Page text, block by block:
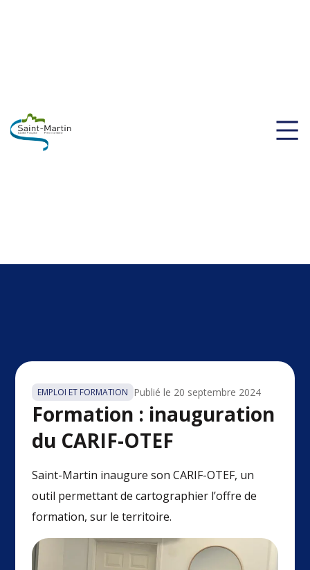
EMPLOI ET FORMATION Publié le 20 septembre 2024
Formation : inauguration
du CARIF-OTEF
Saint-Martin inaugure son CARIF-OTEF, un
outil permettant de cartographier l’offre de
formation, sur le territoire.